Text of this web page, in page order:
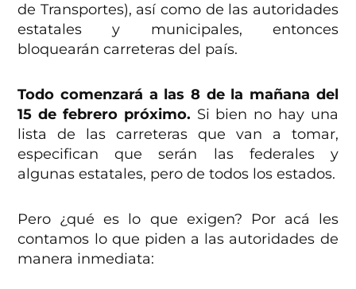
de Transportes), así como de las autoridades
estatales y municipales, entonces
bloquearán carreteras del país.
Todo comenzará a las 8 de la mañana del
15 de febrero próximo. Si bien no hay una
lista de las carreteras que van a tomar,
especifican que serán las federales y
algunas estatales, pero de todos los estados.
Pero ¿qué es lo que exigen? Por acá les
contamos lo que piden a las autoridades de
manera inmediata: